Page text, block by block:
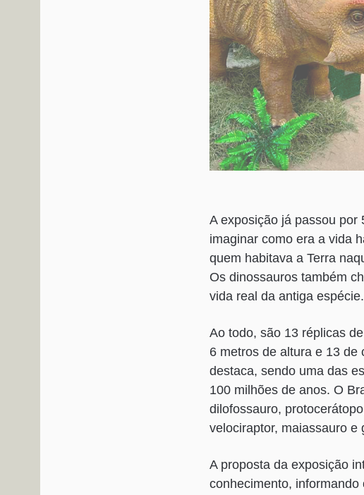
A exposição já passou por
imaginar como era a vida
quem habitava a Terra
Os dinossauros também
vida real da antiga espécie.
Ao todo, são 13 réplicas
6 metros de altura e 13 de
destaca, sendo uma das
100 milhões de anos. O
dilofossauro,
velociraptor, maiassauro e
A proposta da exposição
conhecimento,